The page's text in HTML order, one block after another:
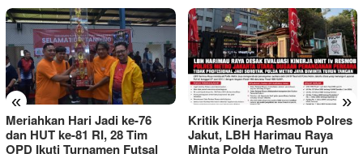
« »
Kritik Kinerja Resmob Polres
Jakut, LBH Harimau Raya
Minta Polda Metro Turun
Perayaan Hari Jadi
Kabupaten Bekasi, Dispar
Gelar Festival ‘Gebrak 2026